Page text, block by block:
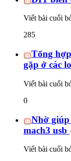
Viết bài cuối
285
Tổng
gặp ở các
Viết bài cuối
0
Nhờ giúp
mach3 usb
Viết bài cuối